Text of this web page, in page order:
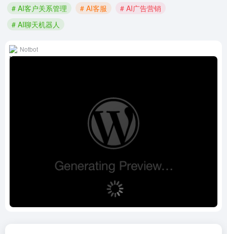
# AI客户关系管理
# AI客服
# AI广告营销
# AI聊天机器人
Notbot